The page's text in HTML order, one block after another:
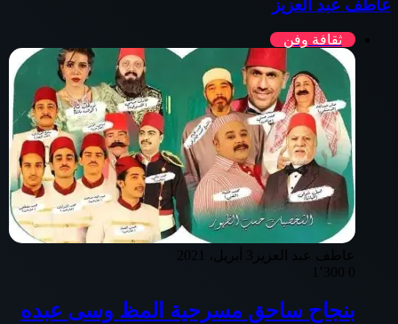
عاطف عبد العزيز
ثقافة وفن
عاطف عبد العزيز 3 أبريل، 2021
بنجاح ساحق مسرحية المظ وسى عبده